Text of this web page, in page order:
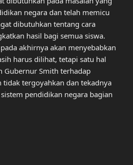
negara dan telah memicu
dibutuhkan tentang cara
hasil bagi semua siswa.
akhirnya akan menyebabkan
harus dilihat, tetapi satu hal
Gubernur Smith terhadap
tergoyahkan dan tekadnya
pendidikan negara bagian